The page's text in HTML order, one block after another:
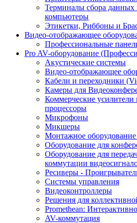
Терминалы сбора
компьютеры
Этикетки, Риббоны и
Видео-отображающее
Профессиональные
Pro AV-оборудование
Акустические системы
Видео-отображающее
Кабели и переходники
Камеры для
Коммерческие
процессоры
Микрофоны
Микшеры
Монтажное
Оборудование для
Оборудование для
коммутации
Ресиверы -
Системы управления
Видеоконтроллеры
Решения для
Promethean:
AV-коммутация